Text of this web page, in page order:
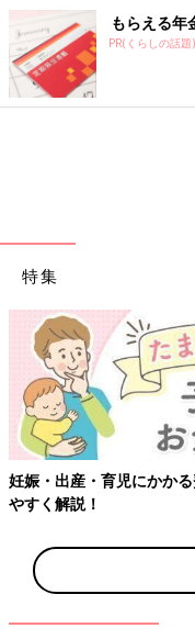
魔女の帽子も飾り
ツリー
もらえる年
PR(くらしの話題)
特集
妊娠・出産・育児にかか
やすく解説！